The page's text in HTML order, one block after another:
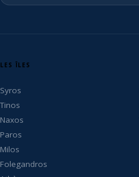
LES ÎLES
Syros
Tinos
Naxos
Paros
Milos
Folegandros